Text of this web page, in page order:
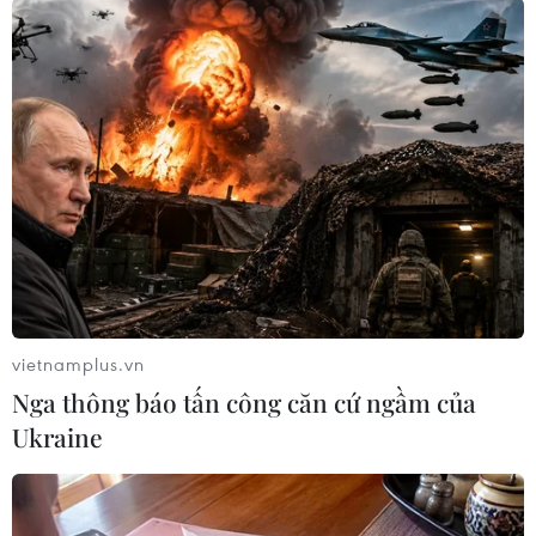
pháp ứng phó, tránh để xảy ra sự cố làm thiệt
hại đến vật chất và tài sản của nhân dân./.
(TTXVN/Vietnam+)
vietnamplus.vn
Nga thông báo tấn công căn cứ ngầm của
Ukraine